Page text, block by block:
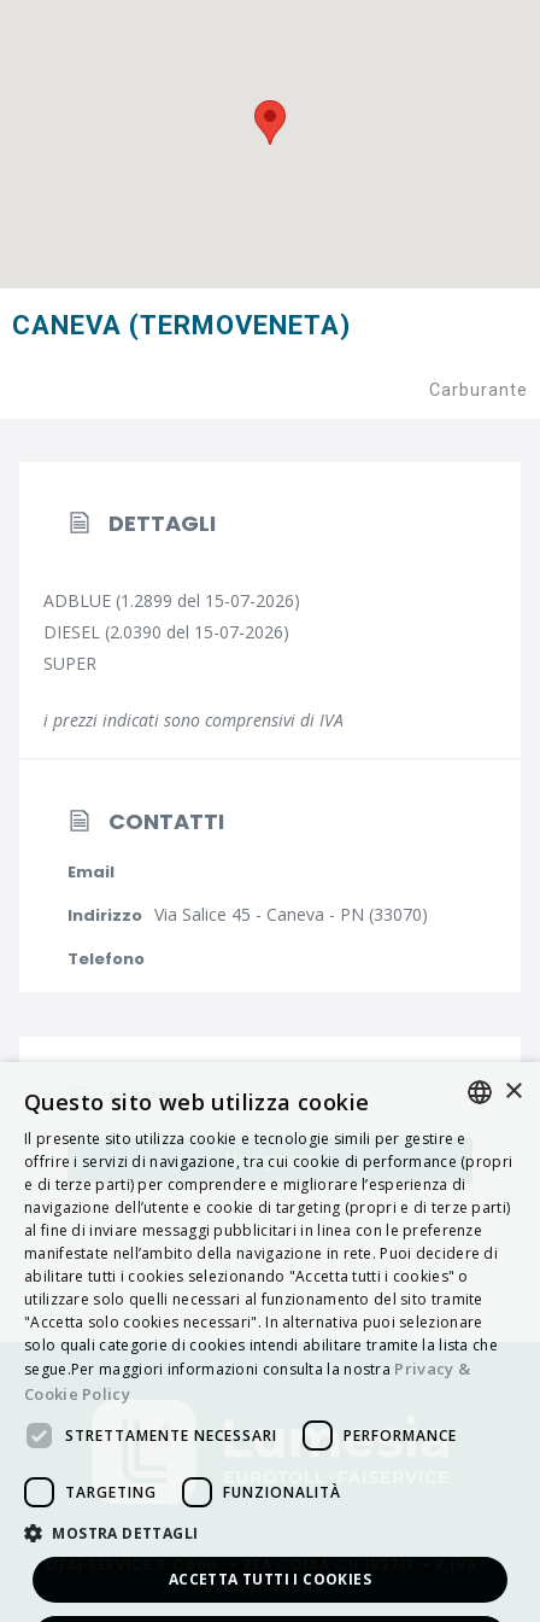
CANEVA (TERMOVENETA)
Carburante
DETTAGLI
ADBLUE (1.2899 del 15-07-2026)
DIESEL (2.0390 del 15-07-2026)
SUPER
i prezzi indicati sono comprensivi di IVA
CONTATTI
Email
Indirizzo Via Salice 45 - Caneva - PN (33070)
Telefono
MAPPA
Navigatore
©FAI SERVICE S.Coop. – REA CCIAA CN 183718 – P.IVA:
02654640040
ITALIAN
ENGLISH
FRENCH
HUNGARIAN
DEUTSCH
POLSKI
PORTUGUÊS
×
Questo sito web utilizza cookie
Il presente sito utilizza cookie e tecnologie simili per gestire e
offrire i servizi di navigazione, tra cui cookie di performance (propri
e di terze parti) per comprendere e migliorare l’esperienza di
navigazione dell’utente e cookie di targeting (propri e di terze parti)
al fine di inviare messaggi pubblicitari in linea con le preferenze
manifestate nell’ambito della navigazione in rete. Puoi decidere di
abilitare tutti i cookies selezionando "Accetta tutti i cookies" o
utilizzare solo quelli necessari al funzionamento del sito tramite
"Accetta solo cookies necessari". In alternativa puoi selezionare
solo quali categorie di cookies intendi abilitare tramite la lista che
segue.Per maggiori informazioni consulta la nostra Privacy &
Cookie Policy
STRETTAMENTE NECESSARI PERFORMANCE
TARGETING FUNZIONALITÀ
MOSTRA DETTAGLI
ACCETTA TUTTI I COOKIES